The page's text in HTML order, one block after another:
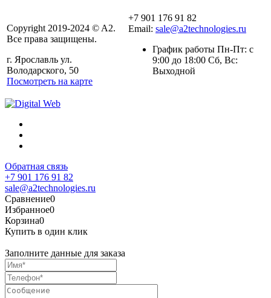
Copyright 2019-2024 © A2.
Все права защищены.
г. Ярославль ул.
Володарского, 50
Посмотреть на карте
+7 901 176 91 82
Email: sale@a2technologies.ru
График работы Пн-Пт: с
9:00 до 18:00 Сб, Вс:
Выходной
Обратная связь
+7 901 176 91 82
sale@a2technologies.ru
Сравнение0
Избранное0
Корзина0
Купить в один клик
Заполните данные для заказа